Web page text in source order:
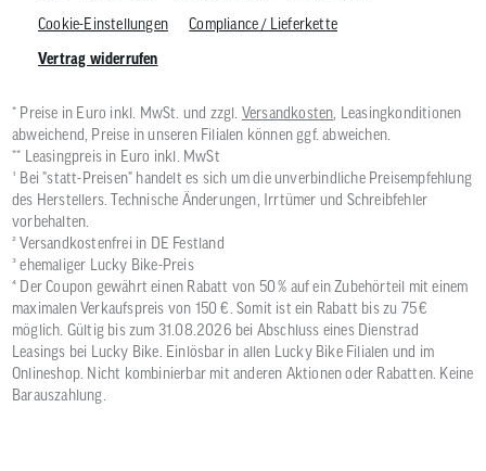
Cookie-Einstellungen
Compliance / Lieferkette
Vertrag widerrufen
* Preise in Euro inkl. MwSt. und zzgl. Versandkosten , Leasingkonditionen
abweichend, Preise in unseren Filialen können ggf. abweichen.
** Leasingpreis in Euro inkl. MwSt
¹ Bei "statt-Preisen" handelt es sich um die unverbindliche Preisempfehlung
des Herstellers. Technische Änderungen, Irrtümer und Schreibfehler
vorbehalten.
² Versandkostenfrei in DE Festland
³ ehemaliger Lucky Bike-Preis
⁴ Der Coupon gewährt einen Rabatt von 50 % auf ein Zubehörteil mit einem
maximalen Verkaufspreis von 150 €. Somit ist ein Rabatt bis zu 75 €
möglich. Gültig bis zum 31.08.2026 bei Abschluss eines Dienstrad
Leasings bei Lucky Bike. Einlösbar in allen Lucky Bike Filialen und im
Onlineshop. Nicht kombinierbar mit anderen Aktionen oder Rabatten. Keine
Barauszahlung.